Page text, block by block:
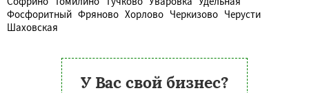
Фосфоритный Фряново Хорлово Черкизово Черусти
Шаховская
У Вас свой бизнес?